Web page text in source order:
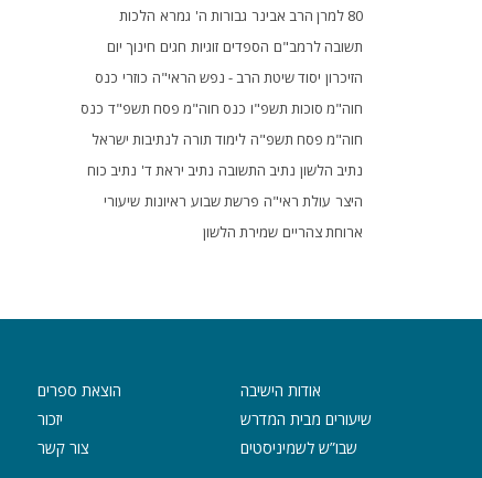
80 למרן הרב אבינר גבורות ה' גמרא הלכות
תשובה לרמב"ם הספדים זוגיות חגים חינוך יום
הזיכרון יסוד שיטת הרב - נפש הראי"ה כוזרי כנס
חוה"מ סוכות תשפ"ו כנס חוה"מ פסח תשפ"ד כנס
חוה"מ פסח תשפ"ה לימוד תורה לנתיבות ישראל
נתיב הלשון נתיב התשובה נתיב יראת ד' נתיב כוח
היצר עולת ראי"ה פרשת שבוע ראיונות שיעורי
ארוחת צהריים שמירת הלשון
אודות הישיבה
שיעורים מבית המדרש
שבו”ש לשמיניסטים
הוצאת ספרים
יזכור
צור קשר